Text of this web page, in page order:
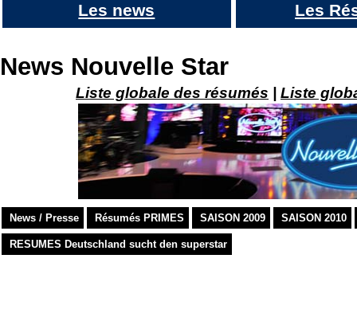
Les news Les
News Nouvelle Star
Liste globale des résumés Liste
News / Presse Résumés PRIMES SAISON 2009 SAISON 2010
RESUMES Deutschland sucht den superstar